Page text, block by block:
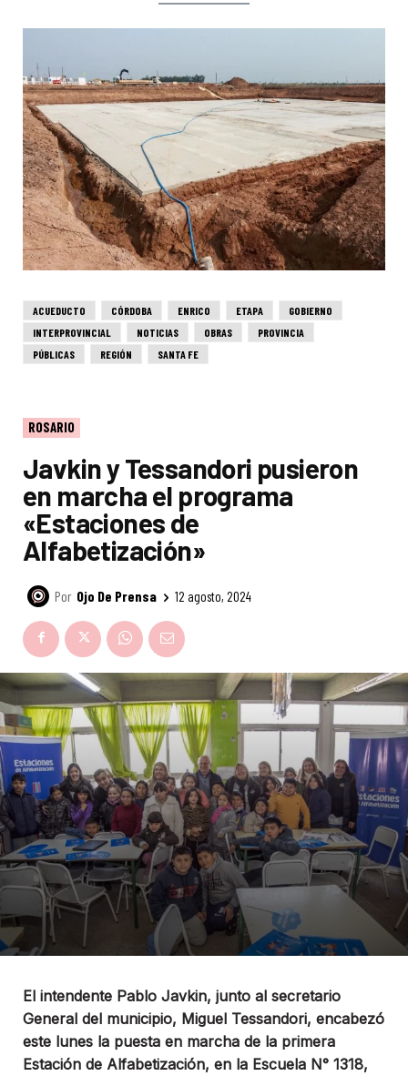
ACUEDUCTO CÓRDOBA ENRICO ETAPA
GOBIERNO
INTERPROVINCIAL
NOTICIAS OBRAS
PROVINCIA
PÚBLICAS
REGIÓN SANTA FE